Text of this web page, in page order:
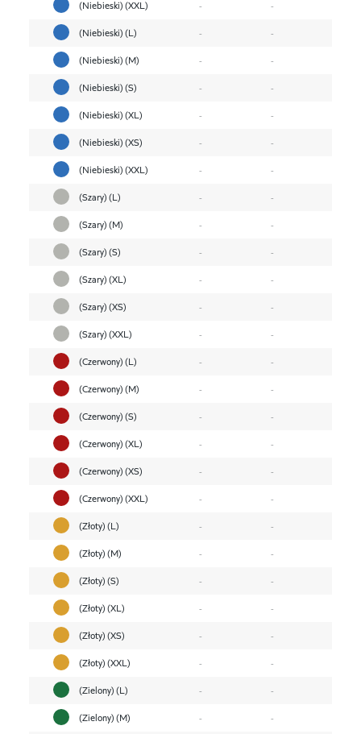
(Niebieski) (XXL) -
-
(Niebieski) (L)
-
-
(Niebieski) (M)
-
-
(Niebieski) (S)
-
-
(Niebieski) (XL)
-
-
(Niebieski) (XS)
-
-
(Niebieski) (XXL)
-
-
(Szary) (L)
-
-
(Szary) (M)
-
-
(Szary) (S)
-
-
(Szary) (XL)
-
-
(Szary) (XS)
-
-
(Szary) (XXL)
-
-
(Czerwony) (L)
-
-
(Czerwony) (M)
-
-
(Czerwony) (S)
-
-
(Czerwony) (XL)
-
-
(Czerwony) (XS)
-
-
(Czerwony) (XXL)
-
-
(Złoty) (L)
-
-
(Złoty) (M)
-
-
(Złoty) (S)
-
-
(Złoty) (XL)
-
-
(Złoty) (XS)
-
-
(Złoty) (XXL)
-
-
(Zielony) (L)
-
-
(Zielony) (M)
-
-